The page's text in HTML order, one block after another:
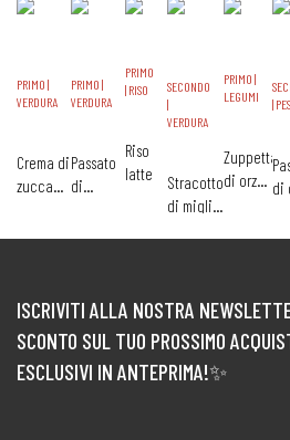
PRIMO |
VERDURA
Crema di
zucca
PRIMO |
VERDURA
Passato
di
PRIMO
| RISO
Riso
latte
SECONDO
|
VERDURA
Stracotto
di miglio
all'olio
PRIMO |
LEGUMI
Zuppetta
di orzo
|
di
ISCRIVITI ALLA NOSTRA
SCONTO SUL TUO PROSSIMO
ESCLUSIVI IN ANTEPRIMA!✨